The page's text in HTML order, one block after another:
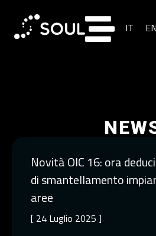
IT EN
Novità OIC 16: ora
di smantellamento
aree
[ 24 Luglio 2025 ]